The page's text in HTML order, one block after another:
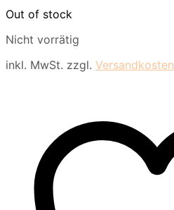
Out of stock
Nicht vorrätig
inkl. MwSt. zzgl. Versandkosten